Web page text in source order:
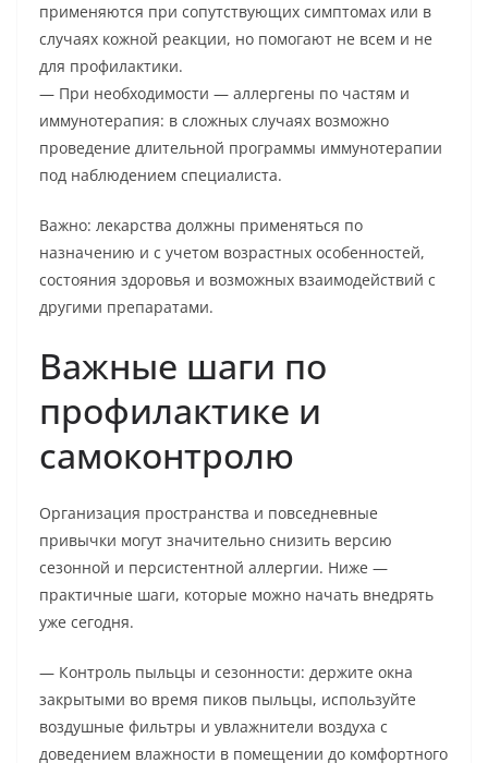
применяются при сопутствующих симптомах или в
случаях кожной реакции, но помогают не всем и не
для профилактики.
— При необходимости — аллергены по частям и
иммунотерапия: в сложных случаях возможно
проведение длительной программы иммунотерапии
под наблюдением специалиста.
Важно: лекарства должны применяться по
назначению и с учетом возрастных особенностей,
состояния здоровья и возможных взаимодействий с
другими препаратами.
Важные шаги по
профилактике и
самоконтролю
Организация пространства и повседневные
привычки могут значительно снизить версию
сезонной и персистентной аллергии. Ниже —
практичные шаги, которые можно начать внедрять
уже сегодня.
— Контроль пыльцы и сезонности: держите окна
закрытыми во время пиков пыльцы, используйте
воздушные фильтры и увлажнители воздуха с
доведением влажности в помещении до комфортного